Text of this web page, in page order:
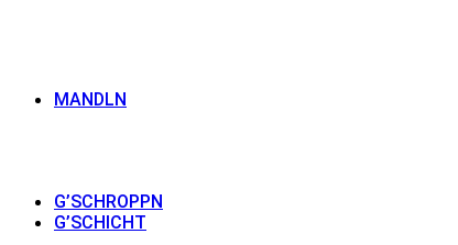
MANDLN
G’SCHROPPN
G’SCHICHT